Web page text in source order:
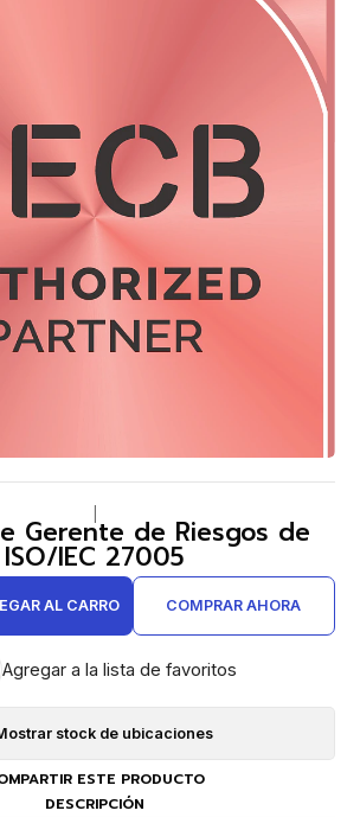
Gerente de Riesgos de
ISO/IEC 27005
AL CARRO COMPRAR AHORA
Agregar a la lista de favoritos
stock de ubicaciones
ESTE PRODUCTO
DESCRIPCIÓN